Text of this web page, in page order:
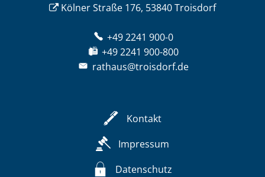
Kölner Straße 176, 53840 Troisdorf
+49 2241 900-0
+49 2241 900-800
rathaus@troisdorf.de
Kontakt
Impressum
Datenschutz